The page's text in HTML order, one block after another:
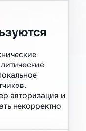
авторизация и
некорректно